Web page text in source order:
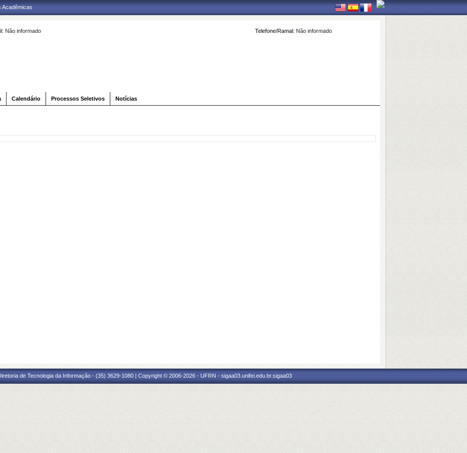
Acadêmicas
Telefone/Ramal: Não informado
Não informado
Calendário Processos Seletivos Notícias
de Tecnologia da Informação - (35) 3629-1080 | Copyright © 2006-2026 - UFRN - sigaa03.unifei.edu.br.sigaa03